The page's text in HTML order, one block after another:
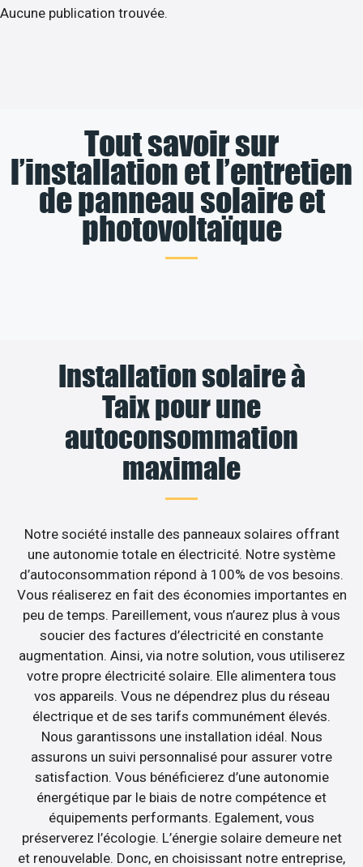
Aucune publication trouvée.
Tout savoir sur
l’installation et l’entretien
de panneau solaire et
photovoltaïque
Installation solaire à
Taix pour une
autoconsommation
maximale
Notre société installe des panneaux solaires offrant
une autonomie totale en électricité. Notre système
d’autoconsommation répond à 100% de vos besoins.
Vous réaliserez en fait des économies importantes en
peu de temps. Pareillement, vous n’aurez plus à vous
soucier des factures d’électricité en constante
augmentation. Ainsi, via notre solution, vous utiliserez
votre propre électricité solaire. Elle alimentera tous
vos appareils. Vous ne dépendrez plus du réseau
électrique et de ses tarifs communément élevés.
Nous garantissons une installation idéal. Nous
assurons un suivi personnalisé pour assurer votre
satisfaction. Vous bénéficierez d’une autonomie
énergétique par le biais de notre compétence et
équipements performants. Egalement, vous
préserverez l’écologie. L’énergie solaire demeure net
et renouvelable. Donc, en choisissant notre entreprise,